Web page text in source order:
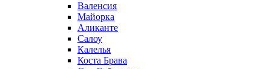
Валенсия
Майорка
Аликанте
Салоу
Калелья
Коста Брава